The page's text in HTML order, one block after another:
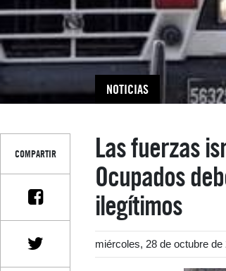
NOTICIAS
Las fuerzas
Ocupados
ilegítimos
miércoles, 28 de octubre de
COMPARTIR